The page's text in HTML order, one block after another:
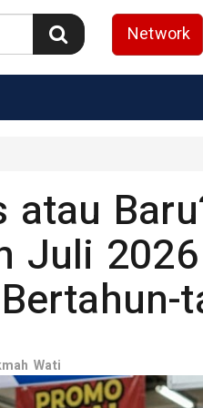
Network
atau
Juli
Wati